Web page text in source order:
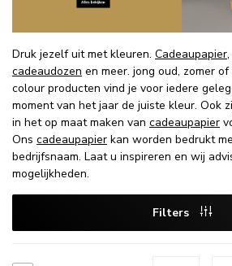
Druk jezelf uit met kleuren. Cadeaupapier,
cadeaudozen en meer. jong oud, zomer
colour producten vind je voor iedere
moment van het jaar de juiste kleur. Ook
in het op maat maken van cadeaupapier
Ons cadeaupapier kan worden bedrukt
bedrijfsnaam. Laat u inspireren en wij
mogelijkheden.
Filters